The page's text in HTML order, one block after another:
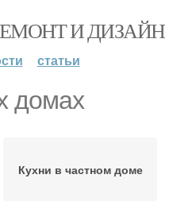
И ДИЗАЙН
статьи
домах
Кухни в частном доме